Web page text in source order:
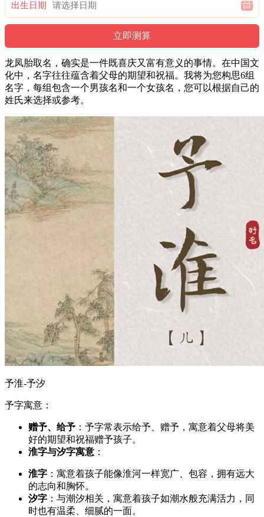
出生日期
龙凤胎取名，确实是一件既喜庆又富有意义的事情。在中国文
化中，名字往往蕴含着父母的期望和祝福。我将为您构思6组
名字，每组包含一个男孩名和一个女孩名，您可以根据自己的
姓氏来选择或参考。
予淮-予汐
‌予字寓意‌：
赠予、给予 ‌：予字常表示给予、赠予，寓意着父母将美
好的期望和祝福赠予孩子。
淮字与汐字寓意 ‌：
淮字 ‌：寓意着孩子能像淮河一样宽广、包容，拥有远大
的志向和胸怀。
汐字 ‌：与潮汐相关，寓意着孩子如潮水般充满活力，同
时也有温柔、细腻的一面。